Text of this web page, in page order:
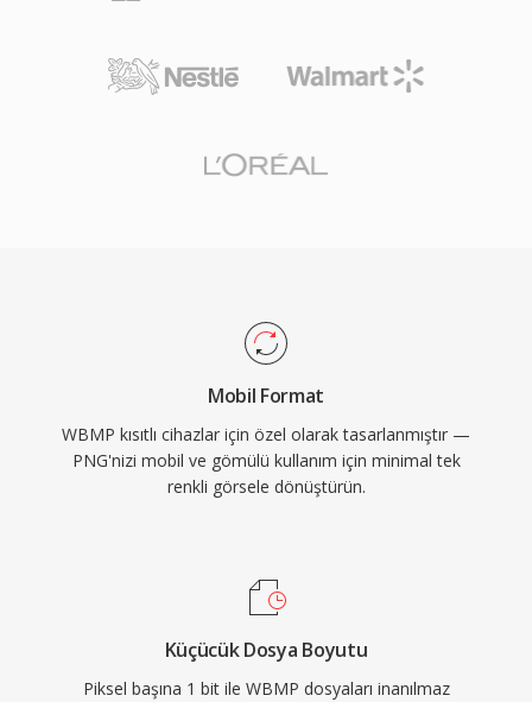
Mobil Format
WBMP kısıtlı cihazlar için özel olarak tasarlanmıştır —
PNG'nizi mobil ve gömülü kullanım için minimal tek
renkli görsele dönüştürün.
Küçücük Dosya Boyutu
Piksel başına 1 bit ile WBMP dosyaları inanılmaz